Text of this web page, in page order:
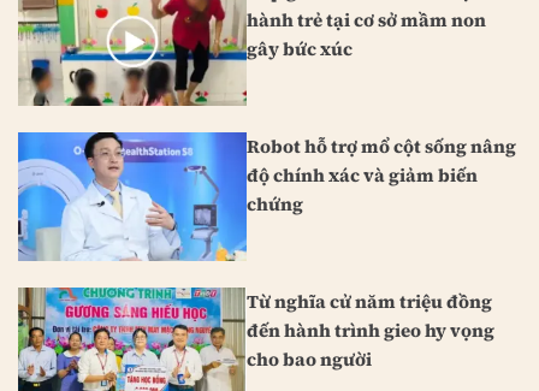
hành trẻ tại cơ sở mầm non
gây bức xúc
Robot hỗ trợ mổ cột sống nâng
độ chính xác và giảm biến
chứng
Từ nghĩa cử năm triệu đồng
đến hành trình gieo hy vọng
cho bao người